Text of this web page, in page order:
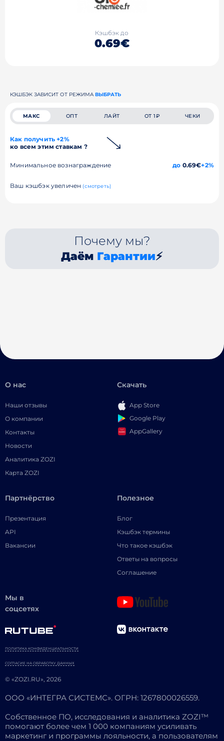
Кэшбэк до
0.69€
КЭШБЭК ЗАВИСИТ ОТ РЕЖИМА ВЫБРАТЬ
МАКС ОПТ ЛАЙТ ОТ 1₽ ЧЕКИ
Как получить +2%
ко всем этим ставкам ?
Минимальное вознаграждение до 0.69€+2%
Ваш кэшбэк увеличен (смотреть)
Почему мы?
Даём Гарантии⚡
О нас
Наши отзывы
О компании
Контакты
Новости
Аналитика ZOZI
Карта ZOZI
Скачать
App Store
Google Play
AppGallery
Партнёрство
Презентация
API
Вакансии
Полезное
Блог
Кэшбэк термины
Что такое кэшбэк
Ответы на вопросы
Соглашение
Мы в
соцсетях
© «ZOZI.RU», 2026
ПОЛИТИКА КОНФИДЕНЦИАЛЬНОСТИ
СОГЛАСИЕ НА ОБРАБОТКУ ДАННЫХ
ООО «ИНТЕГРА СИСТЕМС». ОГРН: 1267800026559.
Собственное ПО, исследования и аналитика ZOZI™
помогают более чем 1 000 компаниям усиливать
маркетинг и программы лояльности, а пользователям